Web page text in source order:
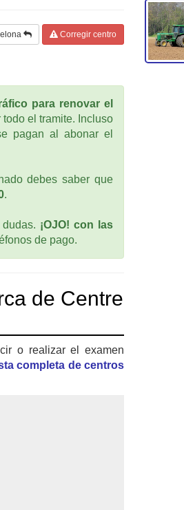
Corregir centro
para renovar el
el tramite. Incluso
pagan al abonar el
debes saber que
.
¡OJO! con las
de pago.
de Centre
o realizar el examen
completa de centros